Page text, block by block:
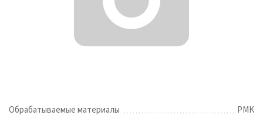
Обрабатываемые материалы PMK